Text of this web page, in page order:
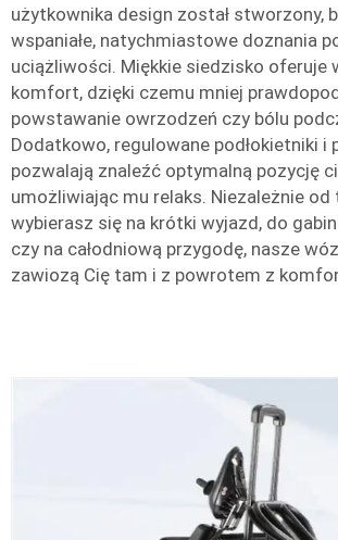
użytkownika design został stworzony,
wspaniałe, natychmiastowe doznania
uciążliwości. Miękkie siedzisko oferuje
komfort, dzięki czemu mniej
powstawanie owrzodzeń czy bólu
Dodatkowo, regulowane podłokietniki i
pozwalają znaleźć optymalną pozycję
umożliwiając mu relaks. Niezależnie od
wybierasz się na krótki wyjazd, do
czy na całodniową przygodę, nasze
zawiozą Cię tam i z powrotem z